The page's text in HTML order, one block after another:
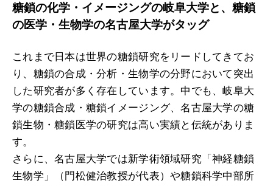
糖鎖の化学・イメージングの岐阜大学と、 糖鎖
の医学・生物学の名古屋大学がタッグ
これまで日本は世界の糖鎖研究をリードしてきてお
り、糖鎖の合成・分析・生物学の分野において突出
した研究者が多く存在しています。中でも、岐阜大
学の糖鎖合成・糖鎖イメージング、名古屋大学の糖
鎖生物・糖鎖医学の研究は高い実績と伝統がありま
す。
さらに、名古屋大学では新学術領域研究「神経糖鎖
生物学」（門松健治教授が代表）や糖鎖科学中部所